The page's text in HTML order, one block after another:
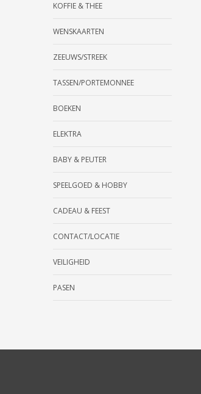
KOFFIE & THEE
WENSKAARTEN
ZEEUWS/STREEK
TASSEN/PORTEMONNEE
BOEKEN
ELEKTRA
BABY & PEUTER
SPEELGOED & HOBBY
CADEAU & FEEST
CONTACT/LOCATIE
VEILIGHEID
PASEN